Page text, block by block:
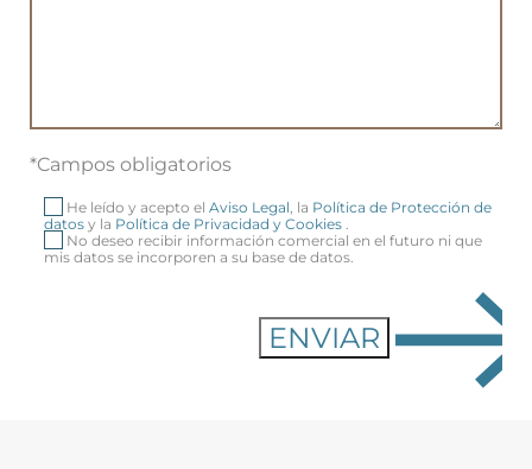
*Campos obligatorios
He leído y acepto el Aviso Legal, la Política de Protección de
datos y la Política de Privacidad y Cookies .
No deseo recibir información comercial en el futuro ni que
mis datos se incorporen a su base de datos.